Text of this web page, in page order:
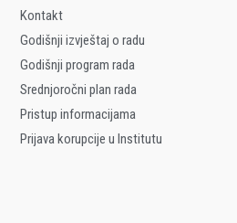
Kontakt
Godišnji izvještaj o radu
Godišnji program rada
Srednjoročni plan rada
Pristup informacijama
Prijava korupcije u Institutu